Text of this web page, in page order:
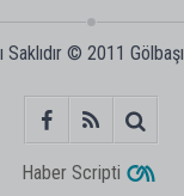
Saklıdır © 2011
Haber Scripti